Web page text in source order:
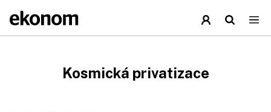
Kosmická privatizace